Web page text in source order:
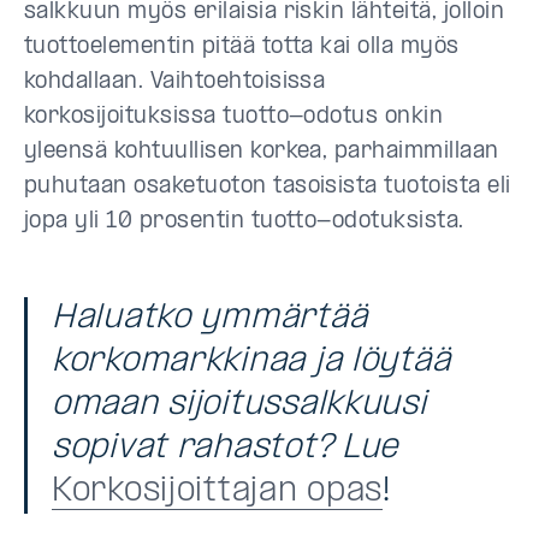
salkkuun myös erilaisia riskin lähteitä, jolloin
tuottoelementin pitää totta kai olla myös
kohdallaan. Vaihtoehtoisissa
korkosijoituksissa tuotto-odotus onkin
yleensä kohtuullisen korkea, parhaimmillaan
puhutaan osaketuoton tasoisista tuotoista eli
jopa yli 10 prosentin tuotto-odotuksista.
Haluatko ymmärtää
korkomarkkinaa ja löytää
omaan sijoitussalkkuusi
sopivat rahastot? Lue
Korkosijoittajan opas!